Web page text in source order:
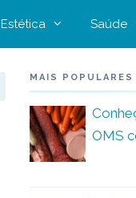
Estética Saúde
MAIS
OMS